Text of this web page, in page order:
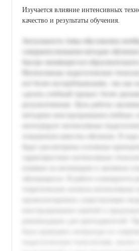
Изучается влияние интенсивных
качество и результаты обучения.